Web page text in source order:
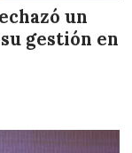
un
gestión en